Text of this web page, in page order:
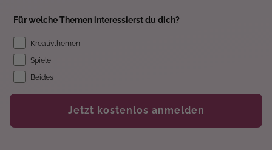
Für welche Themen interessierst du dich?
Kreativthemen
Spiele
Beides
Jetzt kostenlos anmelden